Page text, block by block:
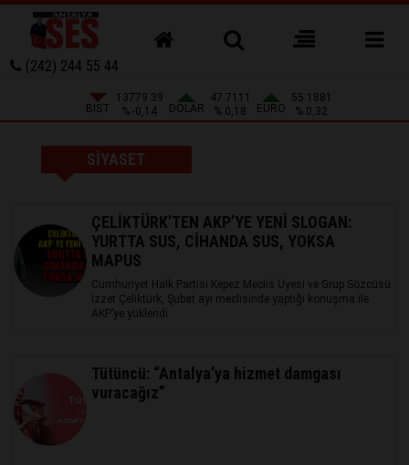
(242) 244 55 44
BIST
13779.39
% -0,14
DOLAR
47.7111
% 0,18
EURO
55.1881
% 0,32
SİYASET
ÇELİKTÜRK’TEN AKP’YE YENİ SLOGAN:
YURTTA SUS, CİHANDA SUS, YOKSA
MAPUS
Cumhuriyet Halk Partisi Kepez Meclis Üyesi ve Grup Sözcüsü
İzzet Çeliktürk, Şubat ayı meclisinde yaptığı konuşma ile
AKP’ye yüklendi.
Tütüncü: “Antalya’ya hizmet damgası
vuracağız”